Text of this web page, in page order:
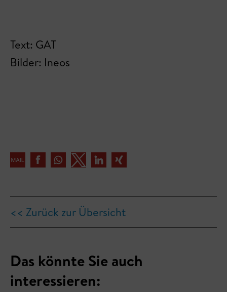
Text: GAT
Bilder: Ineos
<< Zurück zur Übersicht
Das könnte Sie auch
interessieren: